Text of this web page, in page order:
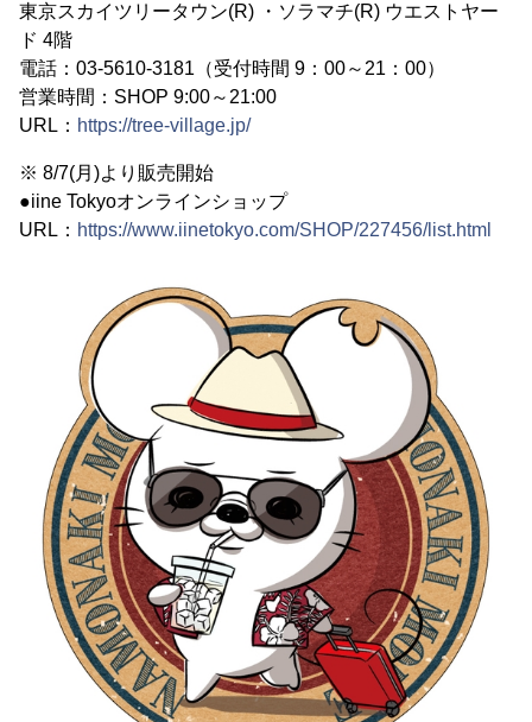
東京スカイツリータウン(R) ・ソラマチ(R) ウエストヤー
ド 4階
電話：03-5610-3181（受付時間 9：00～21：00）
営業時間：SHOP 9:00～21:00
URL： https://tree-village.jp/
※ 8/7(月)より販売開始
●iine Tokyoオンラインショップ
URL： https://www.iinetokyo.com/SHOP/227456/list.html